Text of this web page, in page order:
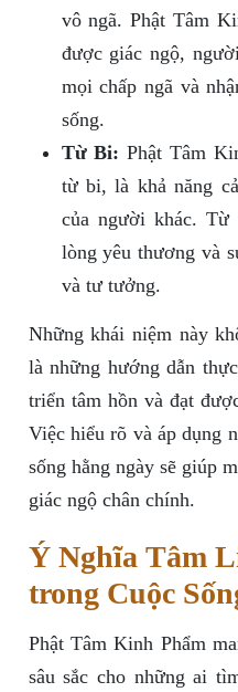
vô ngã. Phật Tâm
được giác ngộ,
mọi chấp ngã và
sống.
Từ Bi: Phật Tâm
từ bi, là khả năng
của người khác. Từ
lòng yêu thương và
và tư tưởng.
Những khái niệm này
là những hướng dẫn
triển tâm hồn và đạt
Việc hiểu rõ và áp dụng
sống hằng ngày sẽ giúp
giác ngộ chân chính.
Ý Nghĩa Tâm
trong Cuộc
Phật Tâm Kinh Phẩm
sâu sắc cho những ai